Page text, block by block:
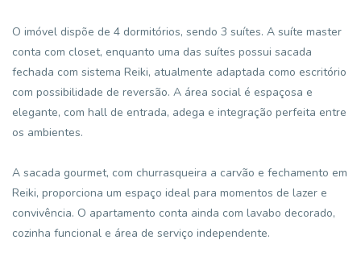
O imóvel dispõe de 4 dormitórios, sendo 3 suítes. A suíte master
conta com closet, enquanto uma das suítes possui sacada
fechada com sistema Reiki, atualmente adaptada como escritório
com possibilidade de reversão. A área social é espaçosa e
elegante, com hall de entrada, adega e integração perfeita entre
os ambientes.
A sacada gourmet, com churrasqueira a carvão e fechamento em
Reiki, proporciona um espaço ideal para momentos de lazer e
convivência. O apartamento conta ainda com lavabo decorado,
cozinha funcional e área de serviço independente.